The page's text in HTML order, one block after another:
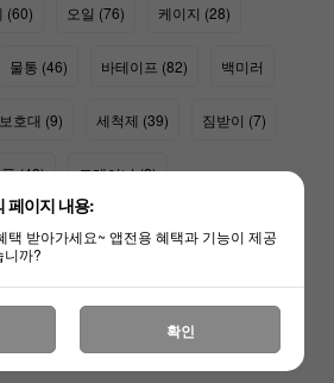
(60) 오일 (76) 케이지 (28)
물통 (46) 바테이프 (82) 백미러
보호대 (9) 세척제 (39) 짐받이 (7)
(43) 트레이너 (2)
용품 - 상품 준비중 입니다.
페이지 내용:
택 받아가세요~ 앱전용 혜택과 기능이 제공
니까?
확인